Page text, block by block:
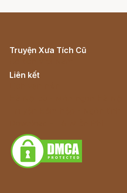
Truyện Xưa Tích Cũ
Liên kết